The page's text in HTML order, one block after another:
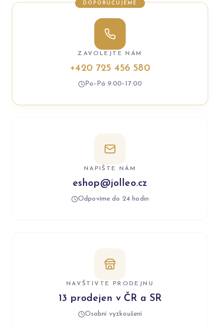
DOPORUČUJEME
ZAVOLEJTE NÁM
+420 725 456 580
Po–Pá 9:00–17:00
NAPIŠTE NÁM
eshop@jolleo.cz
Odpovíme do 24 hodin
NAVŠTIVTE PRODEJNU
13 prodejen v ČR a SR
Osobní vyzkoušení